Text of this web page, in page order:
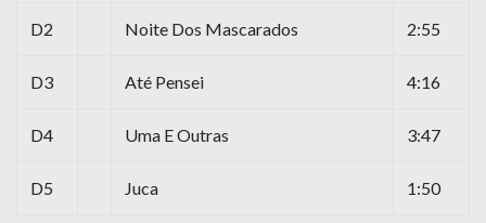
D2 Noite Dos Mascarados 2:55
D3 Até Pensei 4:16
D4 Uma E Outras 3:47
D5 Juca 1:50